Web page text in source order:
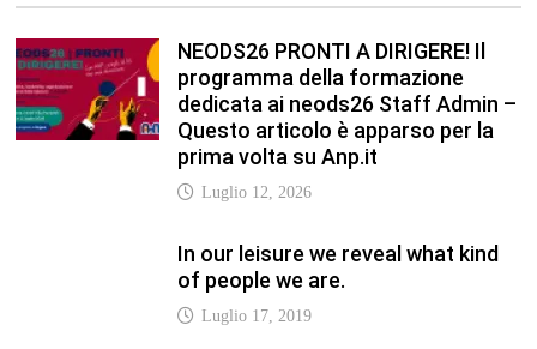
Quality is not an act, it is a habit.
Giugno 17, 2019
Life is 10% what happens to you
Giugno 17, 2017
Life is really simple, but we insist